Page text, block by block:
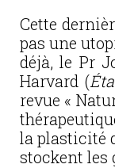
Cette
pas une
déjà, le Pr
Harvard (
revue «
la plasticité
stockent les